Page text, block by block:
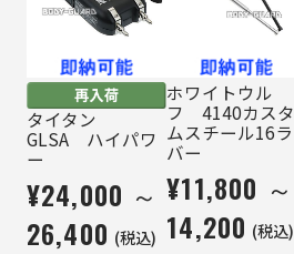
タイタン
GLSA ハイパワ
ー
¥24,000 ～
26,400 (税込)
ホワイトウル
フ 4140カスタ
ムスチール16ラ
バー
¥11,800 ～
14,200 (税込)